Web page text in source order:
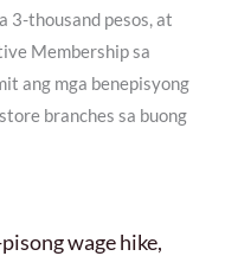
3-thousand pesos, at
Membership sa
ang mga benepisyong
branches sa buong
wage hike,